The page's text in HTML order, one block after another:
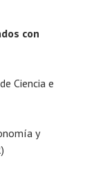
con
Ciencia e
y